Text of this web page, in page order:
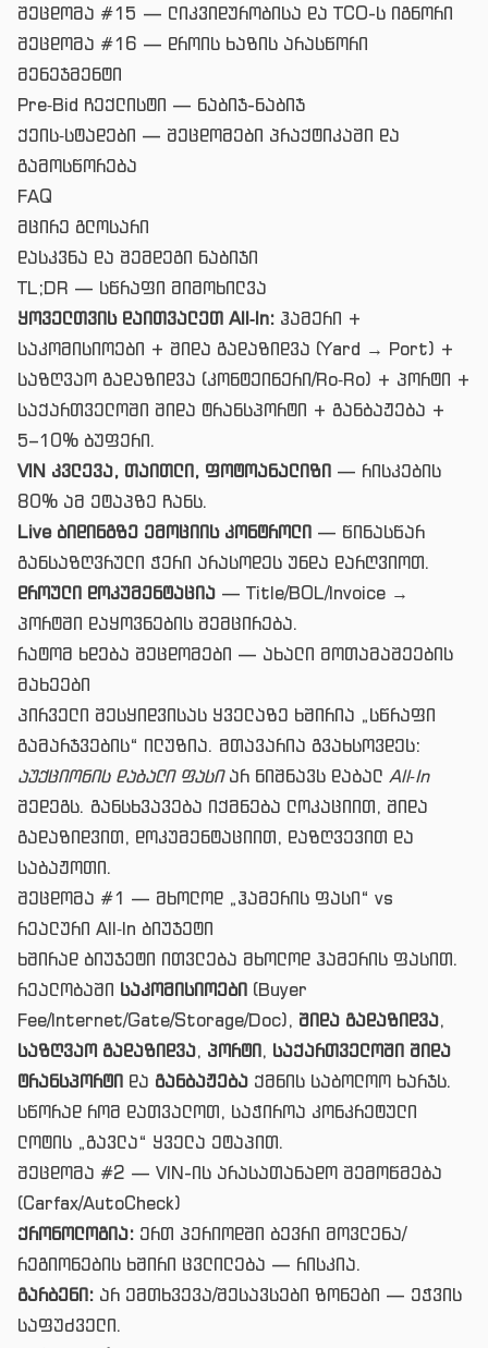
შეცდომა #15 — ლიკვიდურობისა და TCO-ს იგნორი
შეცდომა #16 — დროის ხაზის არასწორი
მენეჯმენტი
Pre‑Bid ჩექლისტი — ნაბიჯ-ნაბიჯ
ქეის‑სტადები — შეცდომები პრაქტიკაში და
გამოსწორება
FAQ
მცირე გლოსარი
დასკვნა და შემდეგი ნაბიჯი
TL;DR — სწრაფი მიმოხილვა
ყოველთვის დაითვალეთ All‑In: ჰამერი +
საკომისიოები + შიდა გადაზიდვა (Yard → Port) +
საზღვაო გადაზიდვა (კონტეინერი/Ro‑Ro) + პორტი +
საქართველოში შიდა ტრანსპორტი + განბაჟება +
5–10% ბუფერი.
VIN კვლევა, თაითლი, ფოტოანალიზი — რისკების
80% ამ ეტაპზე ჩანს.
Live ბიდინგზე ემოციის კონტროლი — წინასწარ
განსაზღვრული ჭერი არასოდეს უნდა დარღვიოთ.
დროული დოკუმენტაცია — Title/BOL/Invoice →
პორტში დაყოვნების შემცირება.
რატომ ხდება შეცდომები — ახალი მოთამაშეების
მახეები
პირველი შესყიდვისას ყველაზე ხშირია „სწრაფი
გამარჯვების“ ილუზია. მთავარია გვახსოვდეს:
აუქციონის დაბალი ფასიარ ნიშნავს დაბალ All‑In
შედეგს. განსხვავება იქმნება ლოკაციით, შიდა
გადაზიდვით, დოკუმენტაციით, დაზღვევით და
საბაჟოთი.
შეცდომა #1 — მხოლოდ „ჰამერის ფასი“ vs
რეალური All‑In ბიუჯეტი
ხშირად ბიუჯეტი ითვლება მხოლოდ ჰამერის ფასით.
რეალობაში საკომისიოები (Buyer
Fee/Internet/Gate/Storage/Doc), შიდა გადაზიდვა,
საზღვაო გადაზიდვა, პორტი, საქართველოში შიდა
ტრანსპორტი და განბაჟება ქმნის საბოლოო ხარჯს.
სწორად რომ დათვალოთ, საჭიროა კონკრეტული
ლოტის „გავლა“ ყველა ეტაპით.
შეცდომა #2 — VIN-ის არასათანადო შემოწმება
(Carfax/AutoCheck)
ქრონოლოგია: ერთ პერიოდში ბევრი მოვლენა/
რეგიონების ხშირი ცვლილება — რისკია.
გარბენი: არ ემთხვევა/შესავსები ზონები — ეჭვის
საფუძველი.